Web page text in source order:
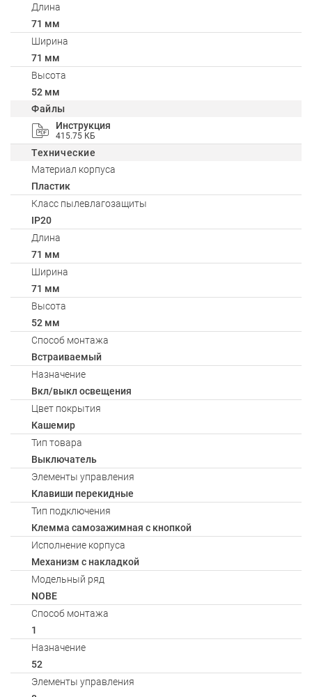
Длина
71 мм
Ширина
71 мм
Высота
52 мм
Файлы
Инструкция
415.75 КБ
Технические
Материал корпуса
Пластик
Класс пылевлагозащиты
IP20
Длина
71 мм
Ширина
71 мм
Высота
52 мм
Способ монтажа
Встраиваемый
Назначение
Вкл/выкл освещения
Цвет покрытия
Кашемир
Тип товара
Выключатель
Элементы управления
Клавиши перекидные
Тип подключения
Клемма самозажимная с кнопкой
Исполнение корпуса
Механизм с накладкой
Модельный ряд
NOBE
Способ монтажа
1
Назначение
52
Элементы управления